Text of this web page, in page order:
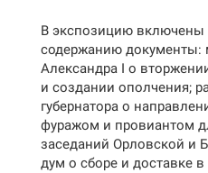
В экспозицию включены
содержанию документы:
Александра I о
и создании ополчения;
губернатора о
фуражом и провиантом
заседаний Орловской и
дум о сборе и доставке